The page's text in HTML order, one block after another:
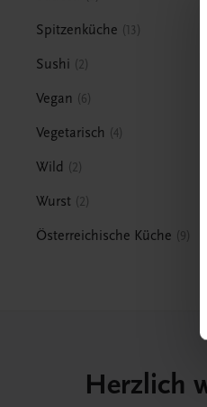
Spitzenküche 13
Sushi 2
Vegan 6
Vegetarisch 4
Wild 2
Wurst 2
Österreichische Küche 9
Herzlich